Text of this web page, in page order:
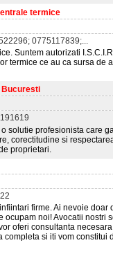
termice
0775117839;...
Suntem autorizati
termice ce au ca sursa de
Bucuresti
solutie profesionista care
corectitudine si
proprietari.
firme. Ai nevoie doar
ocupam noi! Avocatii nostri
oferi consultanta
completa si iti vom constitui